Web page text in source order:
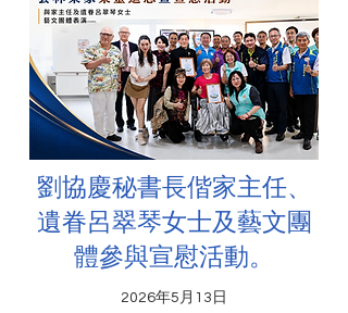
劉協慶秘書長偕家主任、
遺眷呂翠琴女士及藝文團
體參與宣慰活動。
2026年5月13日